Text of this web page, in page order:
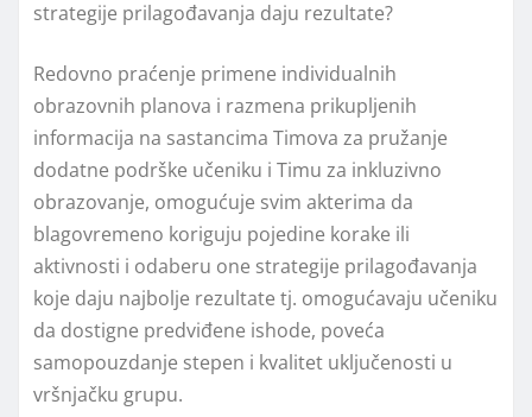
strategije prilagođavanja daju rezultate?
Redovno praćenje primene individualnih
obrazovnih planova i razmena prikuplјenih
informacija na sastancima Timova za pružanje
dodatne podrške učeniku i Timu za inkluzivno
obrazovanje, omogućuje svim akterima da
blagovremeno koriguju pojedine korake ili
aktivnosti i odaberu one strategije prilagođavanja
koje daju najbolјe rezultate tj. omogućavaju učeniku
da dostigne predviđene ishode, poveća
samopouzdanje stepen i kvalitet uklјučenosti u
vršnjačku grupu.